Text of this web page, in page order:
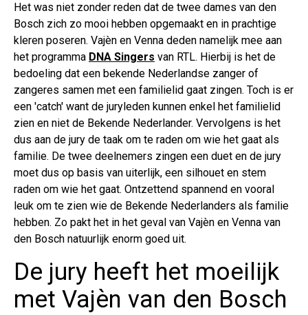
Het was niet zonder reden dat de twee dames van den
Bosch zich zo mooi hebben opgemaakt en in prachtige
kleren poseren. Vajèn en Venna deden namelijk mee aan
het programma DNA Singers van RTL. Hierbij is het de
bedoeling dat een bekende Nederlandse zanger of
zangeres samen met een familielid gaat zingen. Toch is er
een 'catch' want de juryleden kunnen enkel het familielid
zien en niet de Bekende Nederlander. Vervolgens is het
dus aan de jury de taak om te raden om wie het gaat als
familie. De twee deelnemers zingen een duet en de jury
moet dus op basis van uiterlijk, een silhouet en stem
raden om wie het gaat. Ontzettend spannend en vooral
leuk om te zien wie de Bekende Nederlanders als familie
hebben. Zo pakt het in het geval van Vajèn en Venna van
den Bosch natuurlijk enorm goed uit.
De jury heeft het moeilijk
met Vajèn van den Bosch